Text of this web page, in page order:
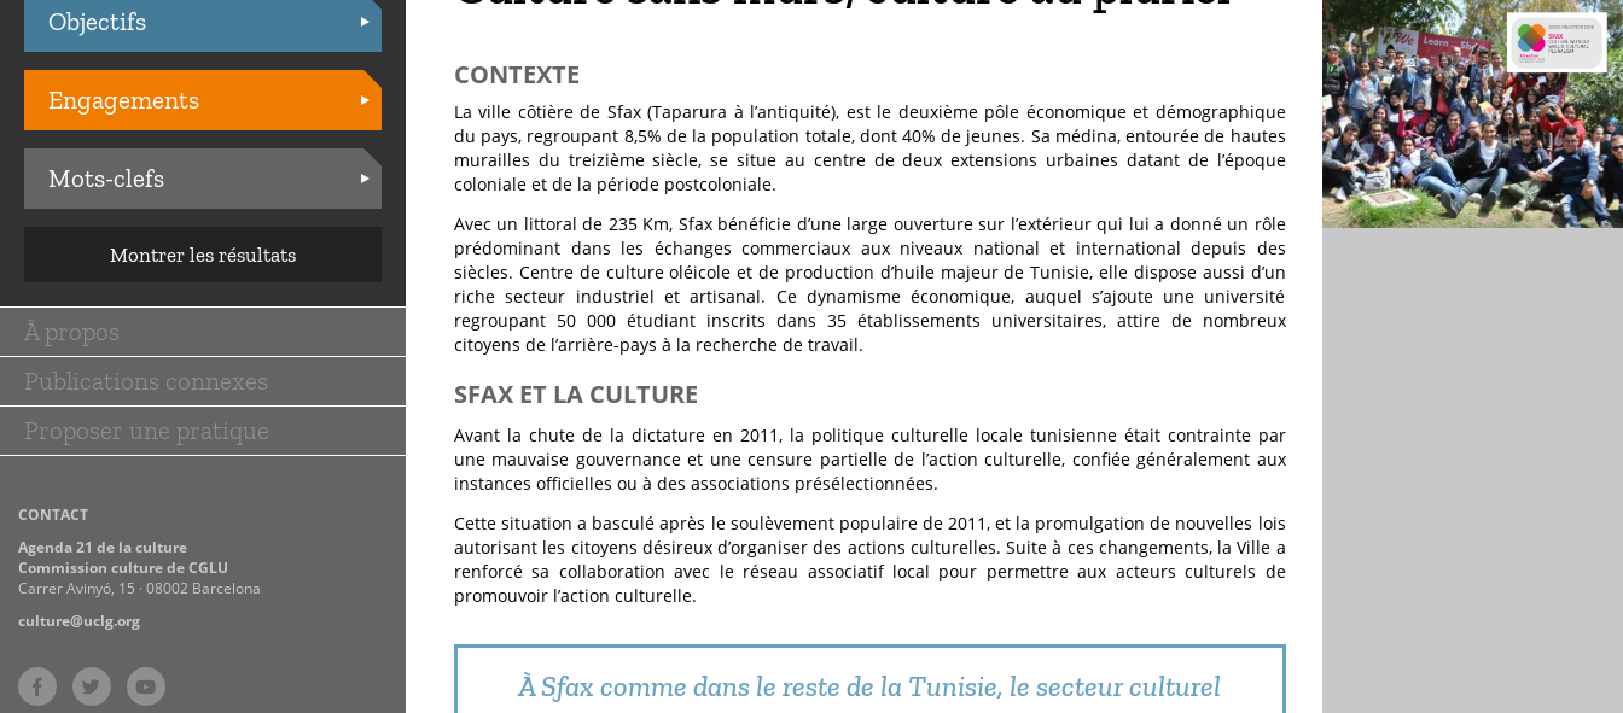
Practices
Objectifs
Engagements
Mots-clefs
Montrer les résultats
Main
navigation
À propos
Publications connexes
Proposer une pratique
CONTACT
Agenda 21 de la culture
Commission culture de CGLU
Carrer Avinyó, 15 · 08002 Barcelona
culture@uclg.org
CONTEXTE
La ville côtière de Sfax (Taparura à l’antiquité), est le deuxième pôle économique et démographique
du pays, regroupant 8,5% de la population totale, dont 40% de jeunes. Sa médina, entourée de hautes
murailles du treizième siècle, se situe au centre de deux extensions urbaines datant de l’époque
coloniale et de la période postcoloniale.
Avec un littoral de 235 Km, Sfax bénéficie d’une large ouverture sur l’extérieur qui lui a donné un rôle
prédominant dans les échanges commerciaux aux niveaux national et international depuis des
siècles. Centre de culture oléicole et de production d’huile majeur de Tunisie, elle dispose aussi d’un
riche secteur industriel et artisanal. Ce dynamisme économique, auquel s’ajoute une université
regroupant 50 000 étudiant inscrits dans 35 établissements universitaires, attire de nombreux
citoyens de l’arrière-pays à la recherche de travail.
SFAX ET LA CULTURE
Avant la chute de la dictature en 2011, la politique culturelle locale tunisienne était contrainte par
une mauvaise gouvernance et une censure partielle de l’action culturelle, confiée généralement aux
instances officielles ou à des associations présélectionnées.
Cette situation a basculé après le soulèvement populaire de 2011, et la promulgation de nouvelles lois
autorisant les citoyens désireux d’organiser des actions culturelles. Suite à ces changements, la Ville a
renforcé sa collaboration avec le réseau associatif local pour permettre aux acteurs culturels de
promouvoir l’action culturelle.
À Sfax comme dans le reste de la Tunisie, le secteur culturel